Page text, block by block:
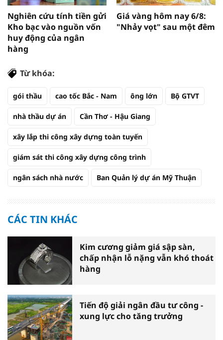
Nghiên cứu tính tiền gửi
Kho bạc vào nguồn vốn
huy động của ngân
hàng
Giá vàng hôm nay 6/8:
"Nhảy vọt" sau một đêm
Từ khóa:
gói thầu cao tốc Bắc - Nam ông lớn Bộ GTVT
nhà thầu dự án Cần Thơ - Hậu Giang
xây lắp thi công xây dựng toàn tuyến
giám sát thi công xây dựng công trình
ngân sách nhà nước Ban Quản lý dự án Mỹ Thuận
CÁC TIN KHÁC
Kim cương giảm giá sập sàn,
chấp nhận lỗ nặng vẫn khó thoát
hàng
Tiến độ giải ngân đầu tư công -
xung lực cho tăng trưởng